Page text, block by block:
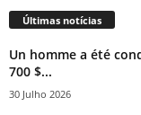
Últimas notícias
Un homme a été
700 $...
30 Julho 2026